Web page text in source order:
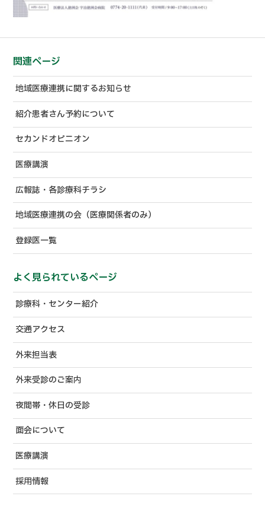
関連ページ
地域医療連携に関するお知らせ
紹介患者さん予約について
セカンドオピニオン
医療講演
広報誌・各診療科チラシ
地域医療連携の会（医療関係者のみ）
登録医一覧
よく見られているページ
診療科・センター紹介
交通アクセス
外来担当表
外来受診のご案内
夜間帯・休日の受診
面会について
医療講演
採用情報